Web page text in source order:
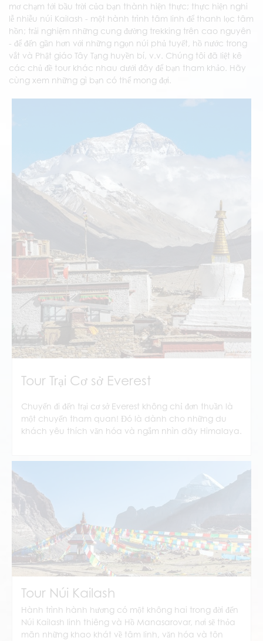
mơ chạm tới bầu trời của bạn thành hiện thực; thực hiện nghi
lễ nhiễu núi Kailash - một hành trình tâm linh để thanh lọc tâm
hồn; trải nghiệm những cung đường trekking trên cao nguyên
- để đến gần hơn với những ngọn núi phủ tuyết, hồ nước trong
vắt và Phật giáo Tây Tạng huyền bí, v.v. Chúng tôi đã liệt kê
các chủ đề tour khác nhau dưới đây để bạn tham khảo. Hãy
cùng xem những gì bạn có thể mong đợi.
Tour Trại Cơ sở Everest
Chuyến đi đến trại cơ sở Everest không chỉ đơn thuần là
một chuyến tham quan! Đó là dành cho những du
khách yêu thích văn hóa và ngắm nhìn dãy Himalaya.
Tour Trại Cơ sở Everest
Tour Núi Kailash
Hành trình hành hương có một không hai trong đời đến
Núi Kailash linh thiêng và Hồ Manasarovar, nơi sẽ thỏa
mãn những khao khát về tâm linh, văn hóa và tôn